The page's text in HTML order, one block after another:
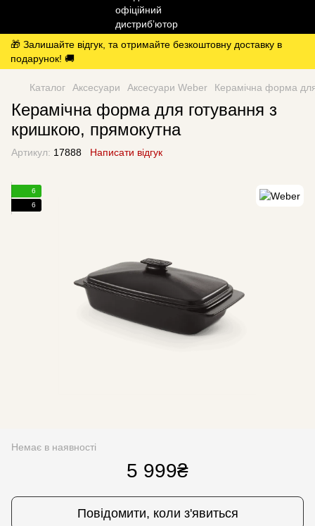
🎁 Залишайте відгук, та отримайте безкоштовну доставку в
подарунок! 🚚
Каталог Аксесуари Аксесуари Weber Керамічна форма
Керамічна форма для готування з
кришкою, прямокутна
Артикул: 17888 Написати відгук
6
6
Немає в наявності
5 999₴
Повідомити, коли з'явиться